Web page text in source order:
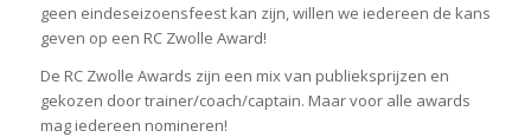
geen eindeseizoensfeest kan zijn, willen we iedereen de kans
geven op een RC Zwolle Award!
De RC Zwolle Awards zijn een mix van publieksprijzen en
gekozen door trainer/coach/captain. Maar voor alle awards
mag iedereen nomineren!